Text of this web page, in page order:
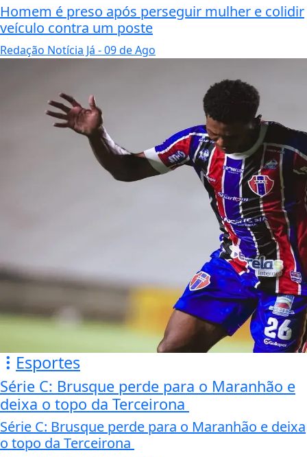
Homem é preso após perseguir mulher e colidir
veículo contra um poste
Redação Notícia Já - 09 de Ago
Esportes
Série C: Brusque perde para o Maranhão e
deixa o topo da Terceirona
Série C: Brusque perde para o Maranhão e deixa
o topo da Terceirona